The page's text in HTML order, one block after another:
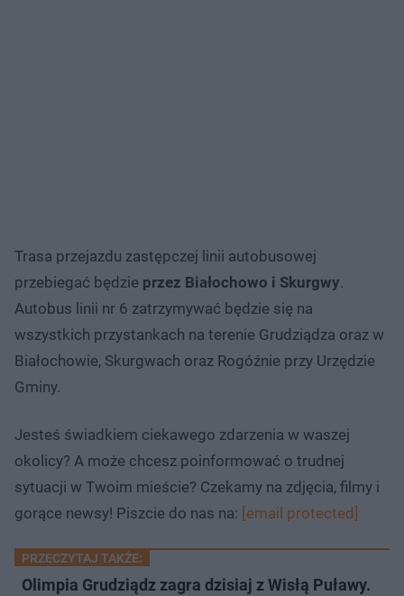
Trasa przejazdu zastępczej linii autobusowej
przebiegać będzie przez Białochowo i Skurgwy.
Autobus linii nr 6 zatrzymywać będzie się na
wszystkich przystankach na terenie Grudziądza oraz w
Białochowie, Skurgwach oraz Rogóźnie przy Urzędzie
Gminy.
Jesteś świadkiem ciekawego zdarzenia w waszej
okolicy? A może chcesz poinformować o trudnej
sytuacji w Twoim mieście? Czekamy na zdjęcia, filmy i
gorące newsy! Piszcie do nas na: [email protected]
PRZECZYTAJ TAKŻE:
Olimpia Grudziądz zagra dzisiaj z Wisłą Puławy.